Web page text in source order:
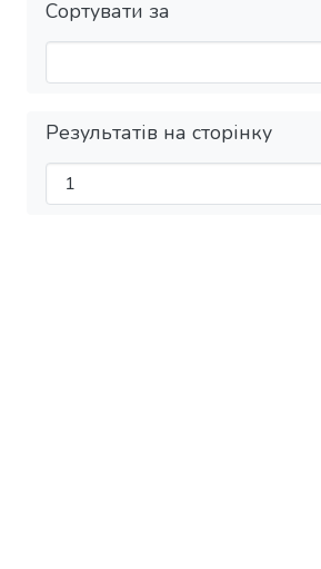
Сортувати за
Результатів на сторінку